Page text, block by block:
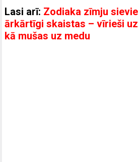
Lasi arī: Zodiaka zīmju
ārkārtīgi skaistas – vīrieši
kā mušas uz medu